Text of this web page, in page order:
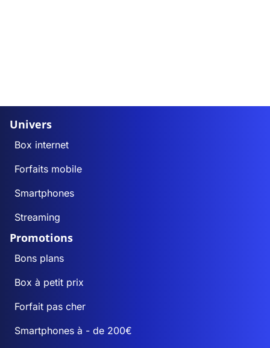
Univers
Box internet
Forfaits mobile
Smartphones
Streaming
Promotions
Bons plans
Box à petit prix
Forfait pas cher
Smartphones à - de 200€